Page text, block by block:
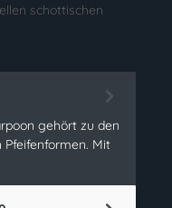
schottischen
gehört zu den
Pfeifenformen. Mit